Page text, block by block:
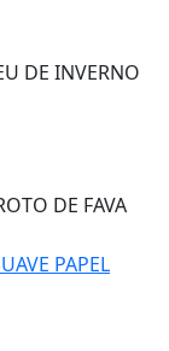
DE INVERNO
DE FAVA